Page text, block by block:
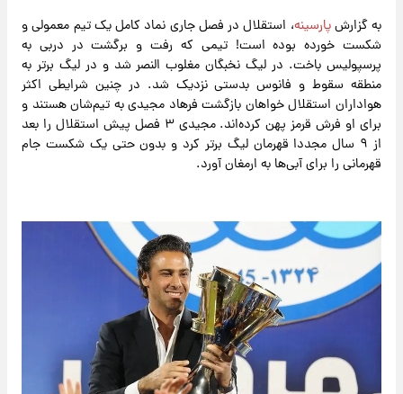
به گزارشپارسینه، استقلال در فصل جاری نماد کامل یک تیم معمولی و
شکست خورده بوده است! تیمی که رفت و برگشت در دربی به
پرسپولیس باخت. در لیگ نخبگان مغلوب النصر شد و در لیگ برتر به
منطقه سقوط و فانوس بدستی نزدیک شد. در چنین شرایطی اکثر
هواداران استقلال خواهان بازگشت فرهاد مجیدی به تیم‌شان هستند و
برای او فرش قرمز پهن کرده‌اند. مجیدی ۳ فصل پیش استقلال را بعد
از ۹ سال مجددا قهرمان لیگ برتر کرد و بدون حتی یک شکست جام
قهرمانی را برای آبی‌ها به ارمغان آورد.